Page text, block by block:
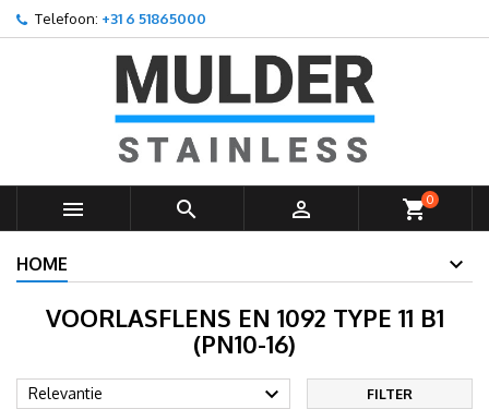
Telefoon: +31 6 51865000
   shopping_cart0
HOME
VOORLASFLENS EN 1092 TYPE 11 B1
(PN10-16)
Relevantie  FILTER
Toevoegen aan Verlanglijst ×
Create new list
((modalTitle)) ×
((confirmMessage))
((cancelText)) ((modalDeleteText))
Maak een verlanglijst ×
Verlanglijst naam
Annuleren Maak een verlanglijst
Inloggen ×
U moet ingelogd zijn om producten in uw verlanglijst op
Annuleren Inloggen